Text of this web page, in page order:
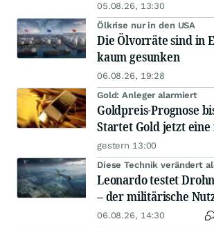
05.08.26, 13:30
Ölkrise nur in den USA
Die Ölvorräte sind in
kaum gesunken
06.08.26, 19:28
Gold: Anleger alarmiert
Goldpreis-Prognose
Startet Gold jetzt eine
gestern 13:00
Diese Technik verändert
Leonardo testet
– der militärische
06.08.26, 14:30